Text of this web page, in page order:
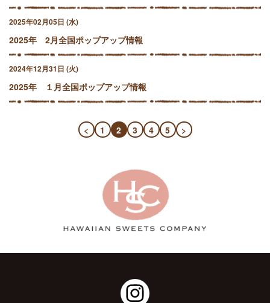
2025年02月05日 (水)
2025年 2月全国ポップアップ情報
2024年12月31日 (火)
2025年 １月全国ポップアップ情報
< 1 2 3 4 5 >